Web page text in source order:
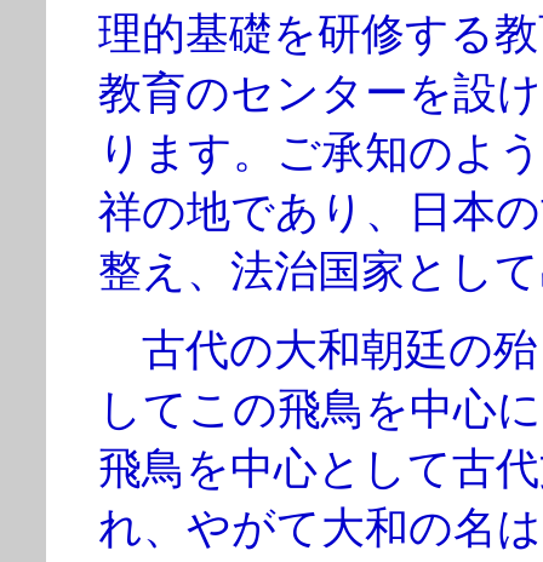
理的基礎を研修する
教育のセンターを設
ります。ご承知のよ
祥の地であり、日本
整え、法治国家とし
古代の大和朝廷の
してこの飛鳥を中心
飛鳥を中心として古
れ、やがて大和の名